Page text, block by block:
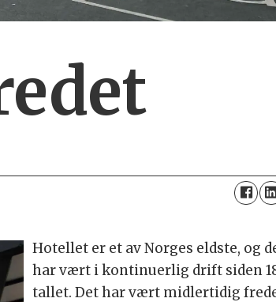
Hotellet er et av Norges eldste, og
har vært i kontinuerlig drift siden
tallet. Det har vært midlertidig